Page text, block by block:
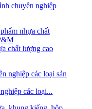
chuyên nghiệp
chất lượng cao
các loại...